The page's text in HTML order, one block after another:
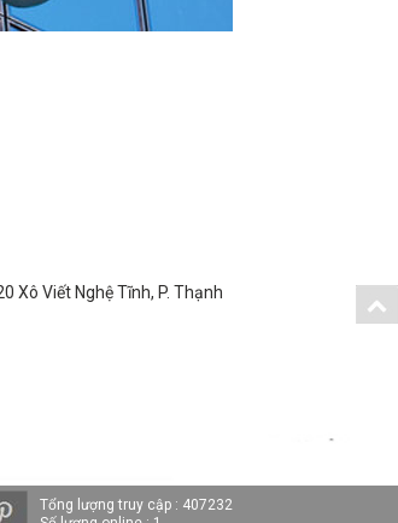
Xô Viết Nghệ Tĩnh, P. Thạnh
Tổng lượng truy cập : 407232